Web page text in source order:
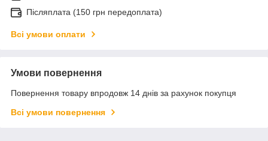
Післяплата (150 грн передоплата)
Всі умови оплати
Умови повернення
Повернення товару впродовж 14 днів за рахунок покупця
Всі умови повернення